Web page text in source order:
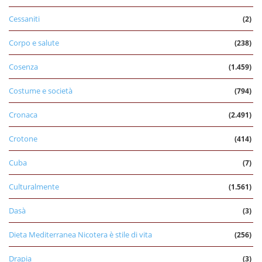
Cessaniti (2)
Corpo e salute (238)
Cosenza (1.459)
Costume e società (794)
Cronaca (2.491)
Crotone (414)
Cuba (7)
Culturalmente (1.561)
Dasà (3)
Dieta Mediterranea Nicotera è stile di vita (256)
Drapia (3)